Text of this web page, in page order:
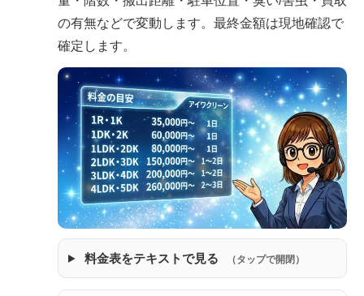
の有無などで変動します。最終金額は現地確認で
確定します。
料金表をテキストで見る （タップで開閉）